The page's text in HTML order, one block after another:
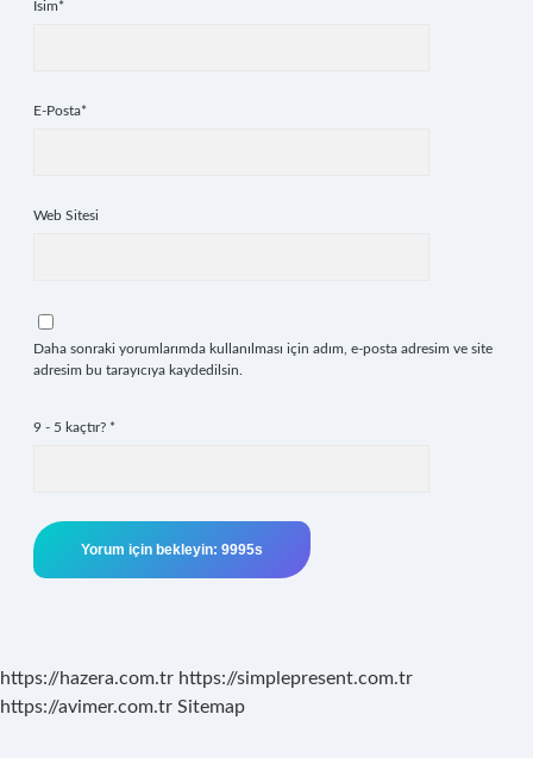
İsim*
E-Posta*
Web Sitesi
Daha sonraki yorumlarımda kullanılması için adım, e-posta adresim ve site
adresim bu tarayıcıya kaydedilsin.
9 - 5 kaçtır? *
https://hazera.com.tr https://simplepresent.com.tr
https://avimer.com.tr Sitemap